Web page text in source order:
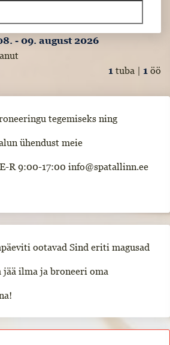
- 09. august 2026
1 tuba | 1 öö
tegemiseks ning
ühendust meie
R 9:00-17:00 info@spatallinn.ee
ootavad Sind eriti magusad
ilma ja broneeri oma